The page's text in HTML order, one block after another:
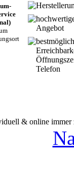
Angebot
Telefon
& online immer